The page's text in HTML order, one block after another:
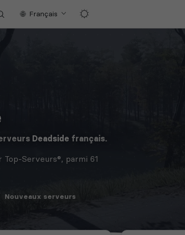
Français
Deadside français.
Serveurs®, parmi 61
Nouveaux serveurs